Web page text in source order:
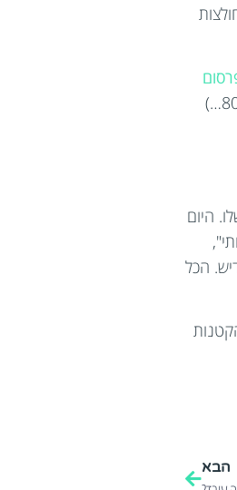
כמו בנייה של אתר מעולה ברשת, להיחשף לקהלי יעד חדשים ולהפוך אותו להצלחה קופתית, הם עדיין יתקשרו עם סוכן המודעות שלהם (חגג לא מזמן 80…)
היום
הכל
הבא